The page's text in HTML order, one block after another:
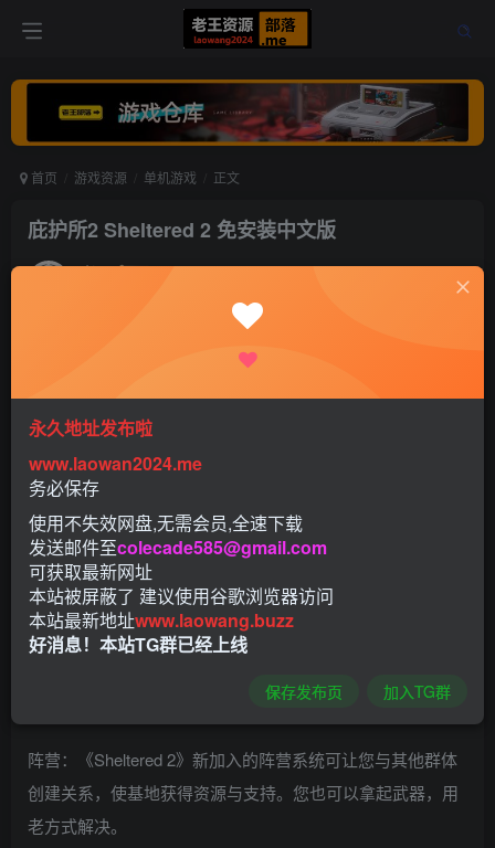
首页 游戏资源 单机游戏 正文
庇护所2 Sheltered 2 免安装中文版
老王 打赏
《庇护所2(Sheltered 2)》以2015年受粉丝热爱的初代作品为
基础进行开发，带来新的挑战与更深层的策略玩法。您必须
塑造出一位领导者，并建立自己的阵营，同时还要管理手边
的资源并面对大自然和人类这两方面的威胁。从饥饿、脱
水、辐射中毒到敌人的突袭，许多因素都可能导致死亡。
阵营：《Sheltered 2》新加入的阵营系统可让您与其他群体
创建关系，使基地获得资源与支持。您也可以拿起武器，用
老方式解决。
永久地址发布啦
www.laowan2024.me
务必保存
使用不失效网盘,无需会员,全速下载
发送邮件至colecade585@gmail.com
可获取最新网址
本站被屏蔽了 建议使用谷歌浏览器访问
本站最新地址www.laowang.buzz
好消息！本站TG群已经上线
保存发布页 加入TG群